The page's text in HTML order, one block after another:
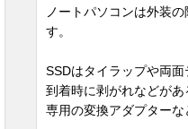
ノートパソコンは外装
す。
SSDはタイラップや両面
到着時に剥がれなどが
専用の変換アダプターな